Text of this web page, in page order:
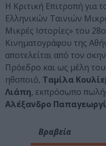
Η Κριτική Επιτροπή για
Ελληνικών Ταινιών
Μικρές Ιστορίες» του
Κινηματογράφου της
αποτελείται από τον
Πρόεδρο και ως μέλη
ηθοποιό, Ταμίλα
Λιάπη, εκπρόσωπο
Αλέξανδρο
Βραβεία